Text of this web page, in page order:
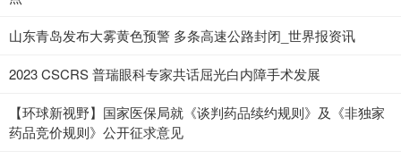
山东青岛发布大雾黄色预警 多条高速公路封闭_世界报资讯
2023 CSCRS 普瑞眼科专家共话屈光白内障手术发展
【环球新视野】国家医保局就《谈判药品续约规则》及《非独家
药品竞价规则》公开征求意见